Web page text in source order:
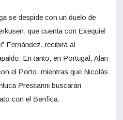
se despide con un duelo de
que cuenta con Exequiel
Fernández, recibirá al
En tanto, en Portugal, Alan
el Porto, mientras que Nicolás
Prestianni buscarán
con el Benfica.